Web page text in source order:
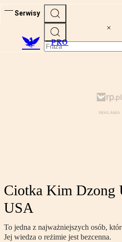
Serwisy
PRO
Ciotka Kim Dzong
USA
To jedna z najważniejszych osób,
Jej wiedza o reżimie jest bezcenna.